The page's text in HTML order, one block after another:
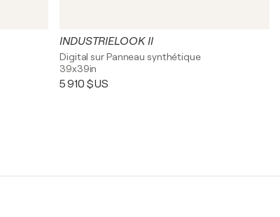
INDUSTRIELOOK II
Digital sur Panneau synthétique
39x39in
5 910 $US